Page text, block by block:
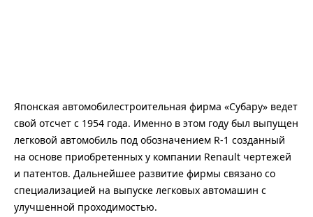
Японская автомобилестроительная фирма «Субару» ведет
свой отсчет с 1954 года. Именно в этом году был выпущен
легковой автомобиль под обозначением R-1 созданный
на основе приобретенных у компании Renault чертежей
и патентов. Дальнейшее развитие фирмы связано со
специализацией на выпуске легковых автомашин с
улучшенной проходимостью.